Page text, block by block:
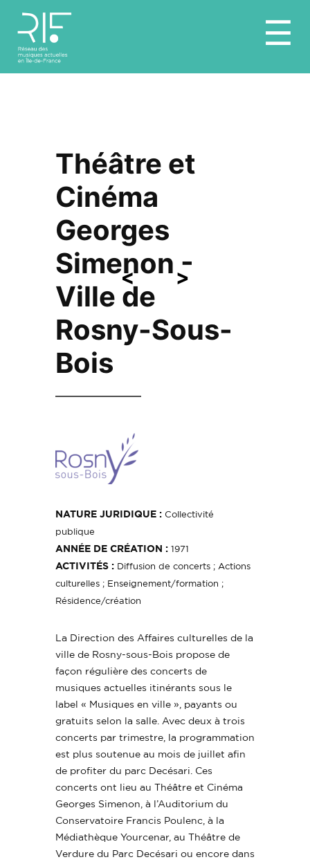
☰
Théâtre et
Cinéma
Georges
Simenon -
Ville de
Rosny-Sous-
Bois
NATURE JURIDIQUE : Collectivité
publique
ANNÉE DE CRÉATION : 1971
ACTIVITÉS : Diffusion de concerts ; Actions
culturelles ; Enseignement/formation ;
Résidence/création
La Direction des Affaires culturelles de la
ville de Rosny-sous-Bois propose de
façon régulière des concerts de
musiques actuelles itinérants sous le
label « Musiques en ville », payants ou
gratuits selon la salle. Avec deux à trois
concerts par trimestre, la programmation
est plus soutenue au mois de juillet afin
de profiter du parc Decésari. Ces
concerts ont lieu au Théâtre et Cinéma
Georges Simenon, à l’Auditorium du
Conservatoire Francis Poulenc, à la
Médiathèque Yourcenar, au Théâtre de
Verdure du Parc Decésari ou encore dans
< >